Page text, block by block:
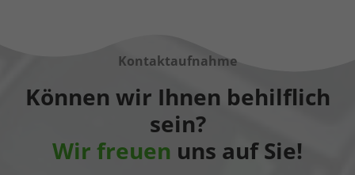
Kontaktaufnahme
Können wir Ihnen behilflich
sein?
Wir freuen uns auf Sie!